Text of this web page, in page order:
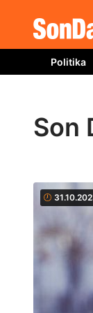
Politika
Son